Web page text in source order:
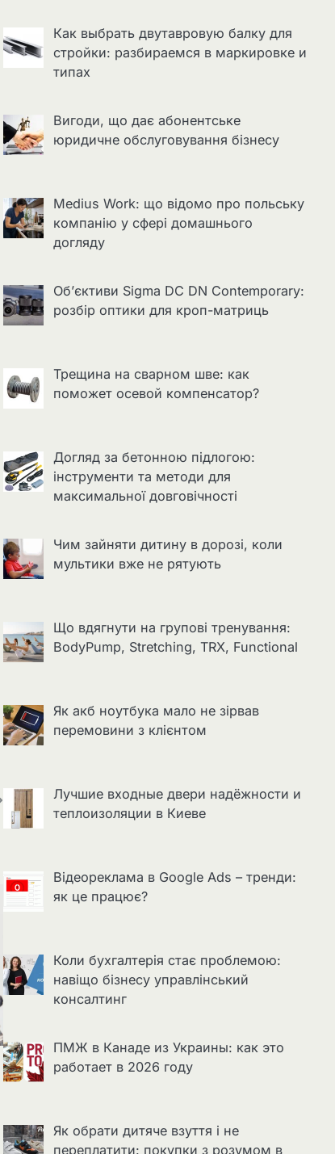
Как выбрать двутавровую балку для
стройки: разбираемся в маркировке и
типах
Вигоди, що дає абонентське
юридичне обслуговування бізнесу
Medius Work: що відомо про польську
компанію у сфері домашнього
догляду
Об’єктиви Sigma DC DN Contemporary:
розбір оптики для кроп-матриць
Трещина на сварном шве: как
поможет осевой компенсатор?
Догляд за бетонною підлогою:
інструменти та методи для
максимальної довговічності
Чим зайняти дитину в дорозі, коли
мультики вже не рятують
Що вдягнути на групові тренування:
BodyPump, Stretching, TRX, Functional
Як акб ноутбука мало не зірвав
перемовини з клієнтом
Лучшие входные двери надёжности и
теплоизоляции в Киеве
Відеореклама в Google Ads – тренди:
як це працює?
Коли бухгалтерія стає проблемою:
навіщо бізнесу управлінський
консалтинг
ПМЖ в Канаде из Украины: как это
работает в 2026 году
Як обрати дитяче взуття і не
переплатити: покупки з розумом в